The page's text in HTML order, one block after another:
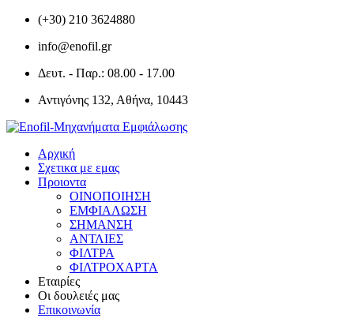
(+30) 210 3624880
info@enofil.gr
Δευτ. - Παρ.: 08.00 - 17.00
Αντιγόνης 132, Αθήνα, 10443
Αρχική
Σχετικα με εμας
Προιοντα
ΟΙΝΟΠΟΙΗΣΗ
ΕΜΦΙΑΛΩΣΗ
ΣΗΜΑΝΣΗ
ΑΝΤΛΙΕΣ
ΦΙΛΤΡΑ
ΦΙΛΤΡΟΧΑΡΤΑ
Εταιρίες
Οι δουλειές μας
Επικοινωνία